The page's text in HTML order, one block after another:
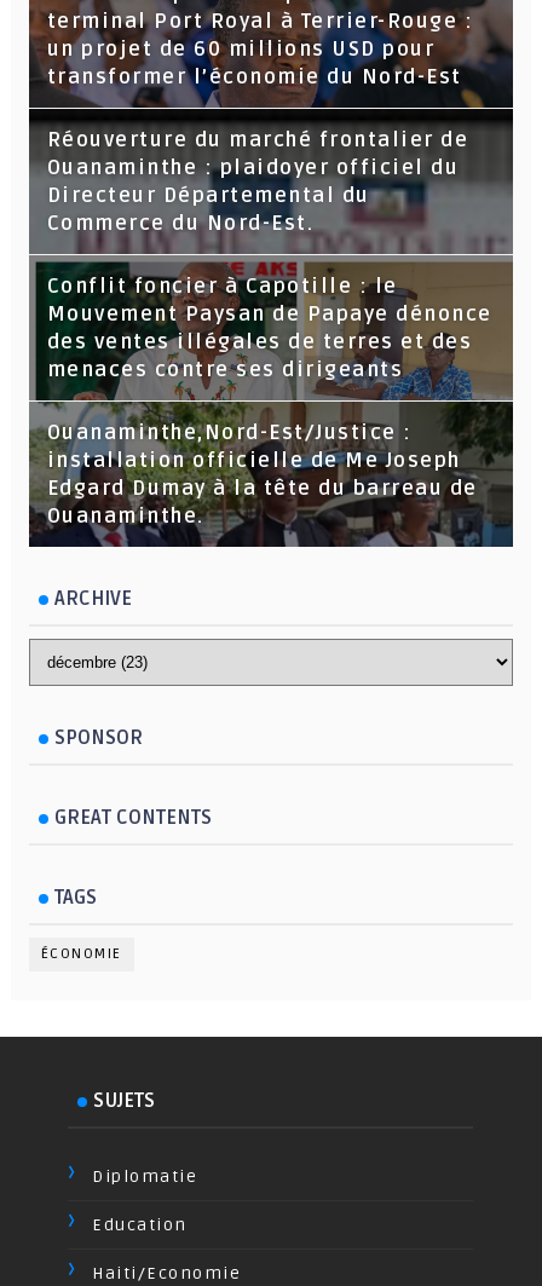
terminal Port Royal à Terrier-Rouge :
un projet de 60 millions USD pour
transformer l’économie du Nord-Est
Réouverture du marché frontalier de
Ouanaminthe : plaidoyer officiel du
Directeur Départemental du
Commerce du Nord-Est.
Conflit foncier à Capotille : le
Mouvement Paysan de Papaye dénonce
des ventes illégales de terres et des
menaces contre ses dirigeants
Ouanaminthe,Nord-Est/Justice :
installation officielle de Me Joseph
Edgard Dumay à la tête du barreau de
Ouanaminthe.
ARCHIVE
SPONSOR
GREAT CONTENTS
TAGS
ÉCONOMIE
SUJETS
Diplomatie
Education
Haiti/Economie